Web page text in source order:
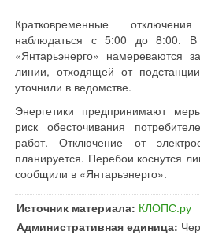
Кратковременные
наблюдаться с 5:00 до 8:00. В
«Янтарьэнерго» намереваются
линии, отходящей от
уточнили в ведомстве.
Энергетики предпринимают
риск обесточивания
работ. Отключение от
планируется. Перебои коснутся
сообщили в «Янтарьэнерго».
Источник материала: КЛОПС.ру
Административная единица: